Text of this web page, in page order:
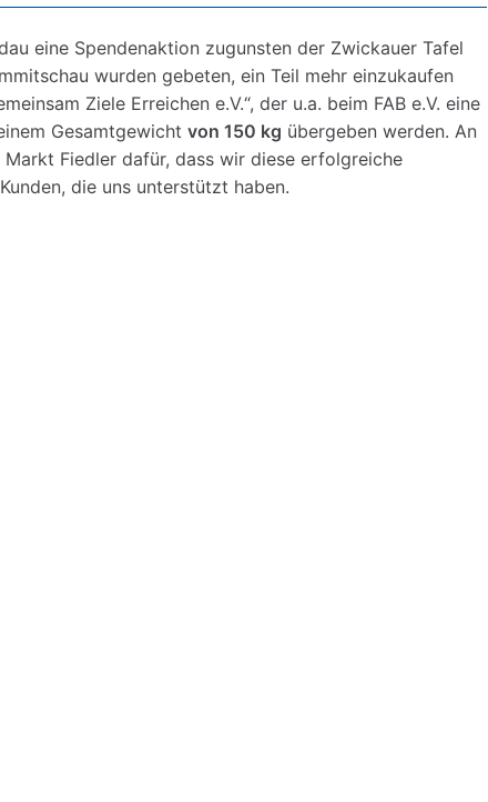
eine Spendenaktion zugunsten der Zwickauer Tafel
wurden gebeten, ein Teil mehr einzukaufen
Ziele Erreichen e.V.“, der u.a. beim FAB e.V. eine
Gesamtgewicht von 150 kg übergeben werden. An
Fiedler dafür, dass wir diese erfolgreiche
die uns unterstützt haben.